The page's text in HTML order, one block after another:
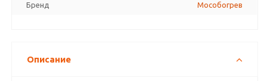
Бренд Мособогрев
Описание